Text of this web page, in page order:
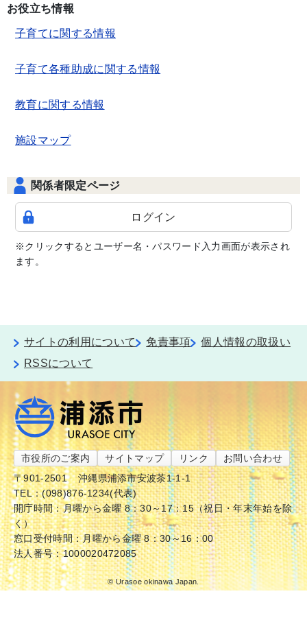
お役立ち情報
子育てに関する情報
子育て各種助成に関する情報
教育に関する情報
施設マップ
関係者限定ページ
ログイン
※クリックするとユーザー名・パスワード入力画面が表示され
ます。
サイトの利用について 免責事項
個人情報の取扱い
RSSについて
市役所のご案内 サイトマップ リンク
お問い合わせ
〒901-2501
沖縄県浦添市安波茶1-1-1
TEL：(098)876-1234(代表)
開庁時間：月曜から金曜 8：30～17：15（祝日・年末年始を除
く）
窓口受付時間：月曜から金曜 8：30～16：00
法人番号：1000020472085
© Urasoe okinawa Japan.